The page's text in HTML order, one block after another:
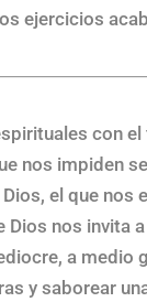
ejercicios
con
nos impiden
el que nos
nos invita
a medio
y saborear